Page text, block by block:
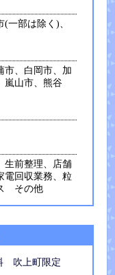
一部は除く)、
市、白岡市、加
嵐山市、熊谷
前整理、店舗
電回収業務、粒
その他
吹上町限定